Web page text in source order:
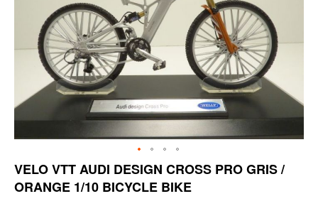
Skip
to
the
VELO VTT AUDI DESIGN CROSS PRO GRIS /
ORANGE 1/10 BICYCLE BIKE